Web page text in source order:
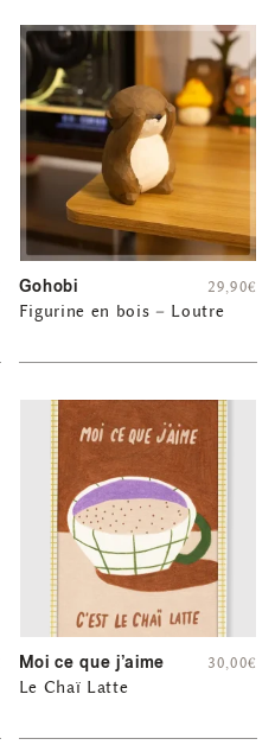
Gohobi
Figurine en bois – Loutre
29,90€
Moi ce que j’aime
Le Chaï Latte
30,00€